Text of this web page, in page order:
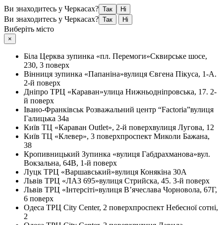
Ви знаходитесь у Черкасах? Так Ні
Ви знаходитесь у Черкасах? Так Ні
Виберіть місто
×
Біла Церква зупинка «пл. Перемоги»Сквирське шосе,
230, 3 поверх
Вінниця зупинка «Папаніна»вулиця Євгена Пікуса, 1-А.
2-й поверх
Дніпро ТРЦ «Караван»улица Нижньодніпровська, 17. 2-
й поверх
Івано-Франківськ Розважальний центр “Factoria”вулиця
Галицька 34а
Київ ТЦ «Караван Outlet», 2-й поверхвулиця Лугова, 12
Київ ТЦ «Клевер», 3 поверхпроспект Миколи Бажана,
38
Кропивницький Зупинка «вулиця Габдрахманова»вул.
Вокзальна, 64В, 1-й поверх
Луцк ТРЦ «Варшавський»вулиця Конякіна 30А
Львів ТРЦ «ЛАЗ 695»вулиця Стрийска, 45. 3-й поверх
Львів ТРЦ «Інтерсіті»вулиця В’ячеслава Чорновола, 67Г,
6 поверх
Одеса ТРЦ City Center, 2 поверхпроспект Небесної сотні,
2